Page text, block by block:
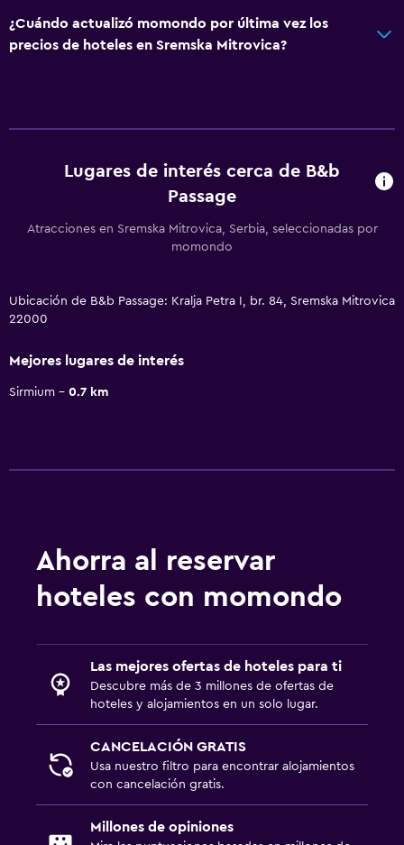
¿Cuándo actualizó momondo por última vez los
precios de hoteles en Sremska Mitrovica?
Lugares de interés cerca de B&b
Passage
Atracciones en Sremska Mitrovica, Serbia, seleccionadas por
momondo
Ubicación de B&b Passage: Kralja Petra I, br. 84, Sremska Mitrovica
22000
Mejores lugares de interés
Sirmium 0.7 km
Ahorra al reservar
hoteles con momondo
Las mejores ofertas de hoteles para ti
Descubre más de 3 millones de ofertas de
hoteles y alojamientos en un solo lugar.
CANCELACIÓN GRATIS
Usa nuestro filtro para encontrar alojamientos
con cancelación gratis.
Millones de opiniones